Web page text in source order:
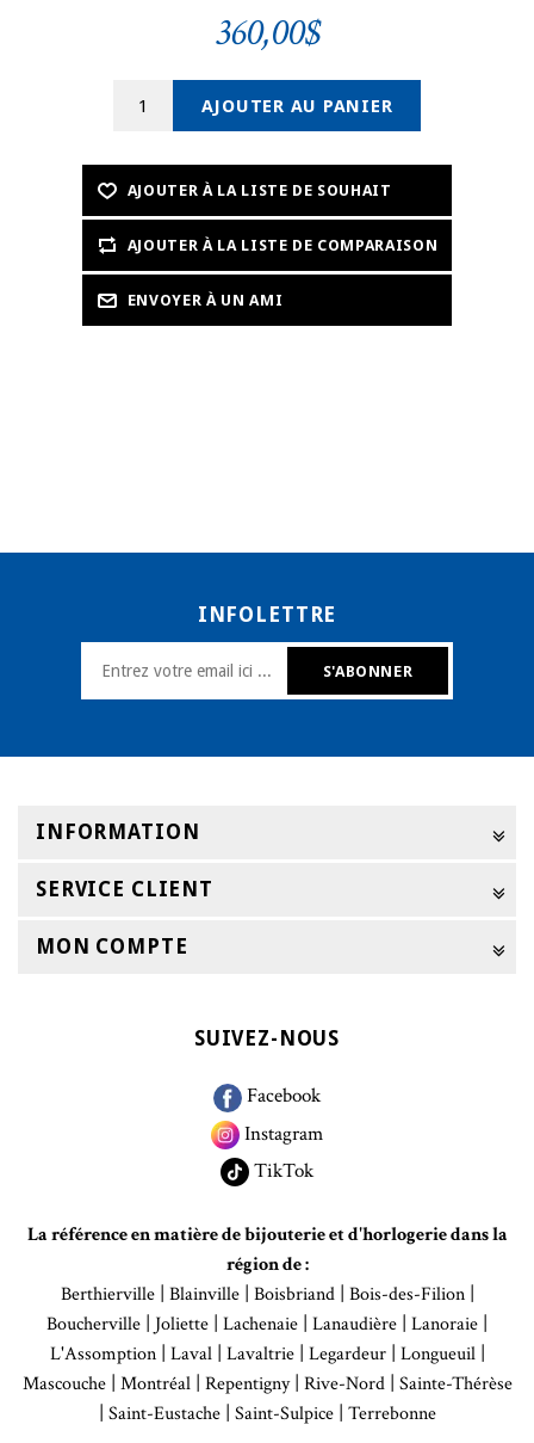
360,00$
INFOLETTRE
INFORMATION
SERVICE CLIENT
MON COMPTE
SUIVEZ-NOUS
Facebook
Instagram
TikTok
La référence en matière de bijouterie et d'horlogerie dans la
région de :
Berthierville| Blainville| Boisbriand| Bois-des-Filion|
Boucherville | Joliette | Lachenaie | Lanaudière | Lanoraie |
L'Assomption| Laval| Lavaltrie| Legardeur| Longueuil|
Mascouche| Montréal| Repentigny| Rive-Nord| Sainte-Thérèse
| Saint-Eustache| Saint-Sulpice| Terrebonne